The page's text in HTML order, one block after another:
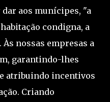
aos munícipes, "a
condigna, a
nossas empresas a
garantindo-lhes
atribuindo incentivos
Criando